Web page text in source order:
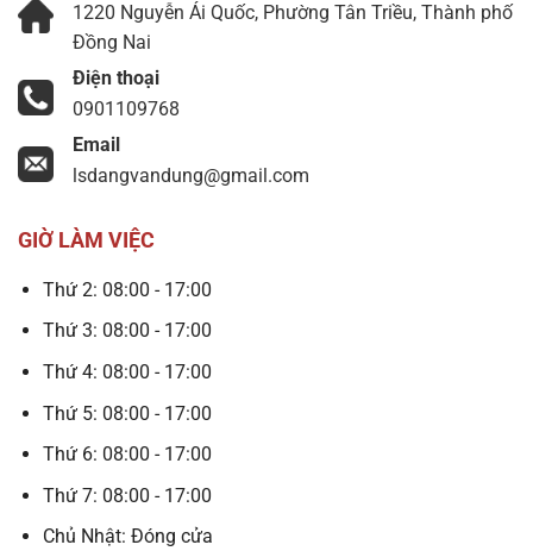
1220 Nguyễn Ái Quốc, Phường Tân Triều, Thành phố
Đồng Nai
Điện thoại
0901109768
Email
lsdangvandung@gmail.com
GIỜ LÀM VIỆC
Thứ 2: 08:00 - 17:00
Thứ 3: 08:00 - 17:00
Thứ 4: 08:00 - 17:00
Thứ 5: 08:00 - 17:00
Thứ 6: 08:00 - 17:00
Thứ 7: 08:00 - 17:00
Chủ Nhật: Đóng cửa